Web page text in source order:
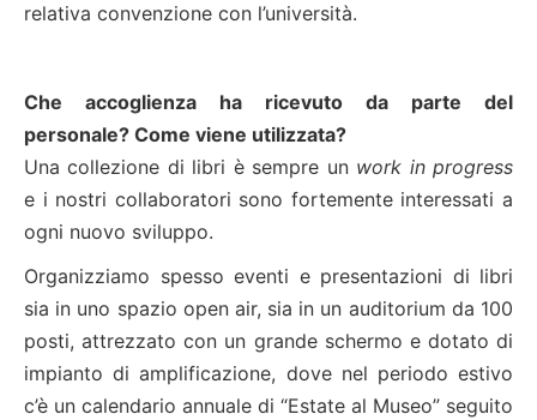
relativa convenzione con l’università.
Che accoglienza ha ricevuto da parte del
personale? Come viene utilizzata?
Una collezione di libri è sempre un work in progress
e i nostri collaboratori sono fortemente interessati a
ogni nuovo sviluppo.
Organizziamo spesso eventi e presentazioni di libri
sia in uno spazio open air, sia in un auditorium da 100
posti, attrezzato con un grande schermo e dotato di
impianto di amplificazione, dove nel periodo estivo
c’è un calendario annuale di “Estate al Museo” seguito